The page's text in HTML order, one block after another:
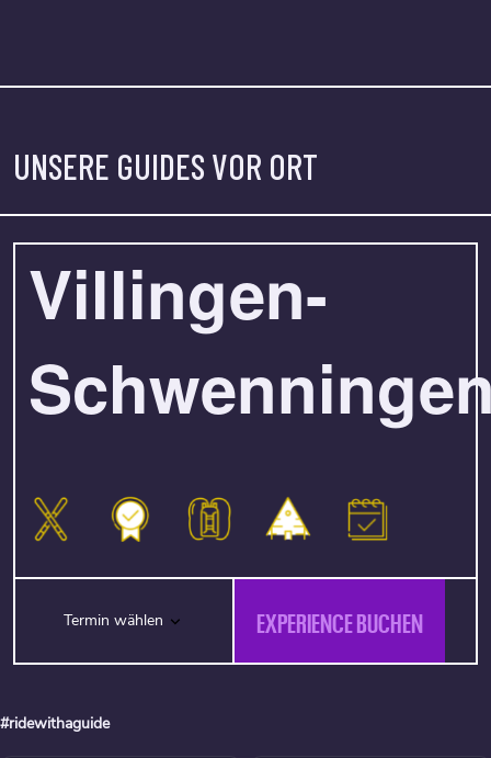
UNSERE GUIDES VOR ORT
Villingen-
Termin wählen EXPERIENCE BUCHEN
#ridewithaguide